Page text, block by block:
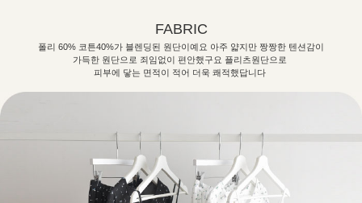
FABRIC
폴리 60% 코튼40%가 블렌딩된 원단이예요 아주 얇지만 짱짱한 텐션감이
가득한 원단으로 죄임없이 편안했구요 플리츠원단으로
피부에 닿는 면적이 적어 더욱 쾌적했답니다